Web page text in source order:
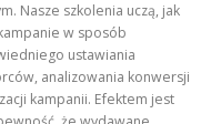
Nasze szkolenia uczą, jak
w sposób
ustawiania
analizowania konwersji
kampanii. Efektem jest